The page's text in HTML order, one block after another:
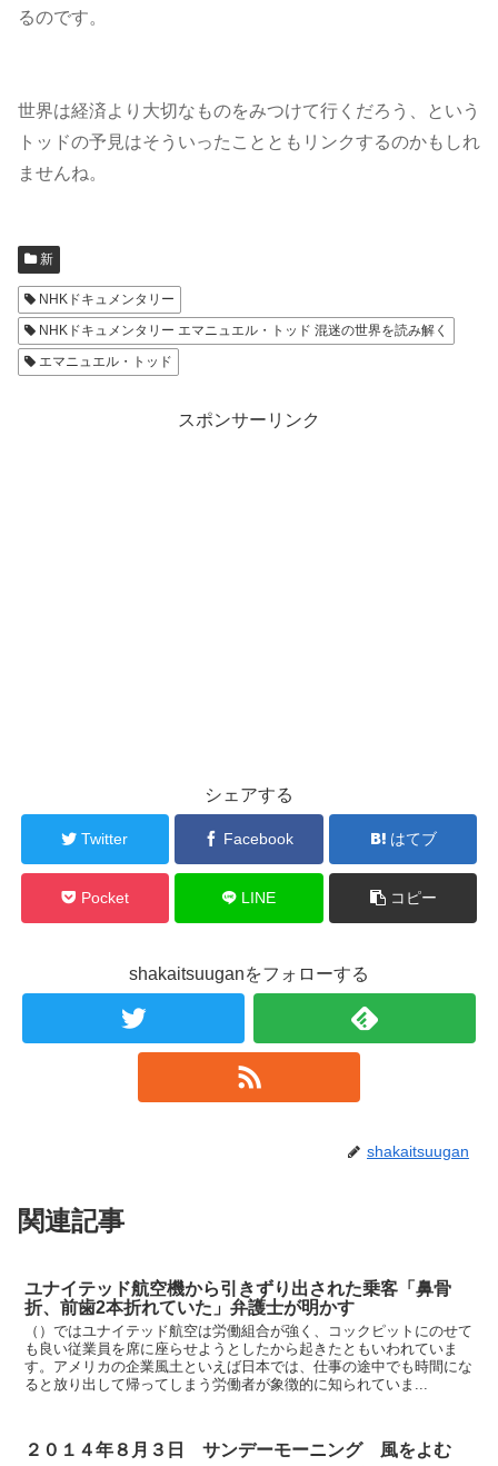
るのです。
世界は経済より大切なものをみつけて行くだろう、という
トッドの予見はそういったことともリンクするのかもしれ
ませんね。
新
NHKドキュメンタリー
NHKドキュメンタリー エマニュエル・トッド 混迷の世界を読み解く
エマニュエル・トッド
スポンサーリンク
シェアする
Twitter Facebook はてブ
Pocket LINE コピー
shakaitsuuganをフォローする
shakaitsuugan
関連記事
ユナイテッド航空機から引きずり出された乗客「鼻骨
折、前歯2本折れていた」弁護士が明かす
（）ではユナイテッド航空は労働組合が強く、コックピットにのせて
も良い従業員を席に座らせようとしたから起きたともいわれていま
す。アメリカの企業風土といえば日本では、仕事の途中でも時間にな
ると放り出して帰ってしまう労働者が象徴的に知られていま...
２０１４年８月３日 サンデーモーニング 風をよむ